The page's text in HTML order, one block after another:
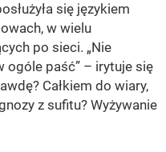
się językiem
w wielu
po sieci. „Nie
ogóle paść” – irytuje się
Całkiem do wiary,
z sufitu? Wyżywanie